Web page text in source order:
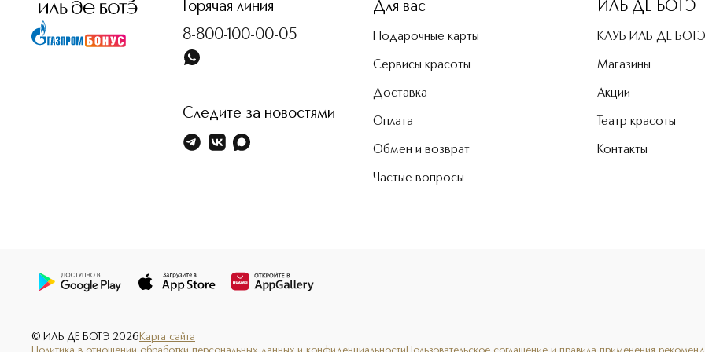
Горячая линия
8-800-100-00-05
Следите за новостями
Для вас
Подарочные карты
Сервисы красоты
Доставка
Оплата
Обмен и возврат
Частые вопросы
ИЛЬ ДЕ БОТЭ
КЛУБ ИЛЬ ДЕ БОТЭ
Магазины
Акции
Театр красоты
Контакты
© ИЛЬ ДЕ БОТЭ 2026 Карта сайта